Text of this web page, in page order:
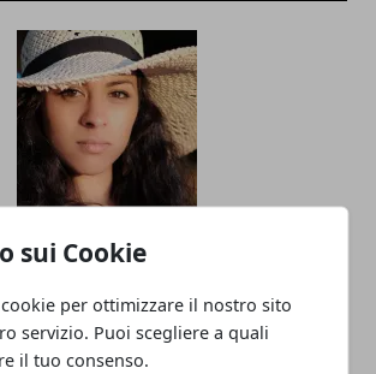
sui Cookie
per ottimizzare il nostro sito
servizio. Puoi scegliere a quali
il tuo consenso.
utilizzare la